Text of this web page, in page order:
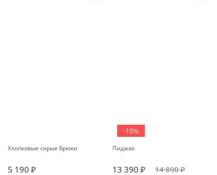
Хлопковые серые брюки
5 190 ₽
-10%
Пиджак
13 390 ₽ 14 890 ₽